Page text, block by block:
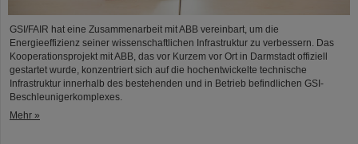
GSI/FAIR hat eine Zusammenarbeit mit ABB vereinbart, um die
Energieeffizienz seiner wissenschaftlichen Infrastruktur zu verbessern. Das
Kooperationsprojekt mit ABB, das vor Kurzem vor Ort in Darmstadt offiziell
gestartet wurde, konzentriert sich auf die hochentwickelte technische
Infrastruktur innerhalb des bestehenden und in Betrieb befindlichen GSI-
Beschleunigerkomplexes.
Mehr »